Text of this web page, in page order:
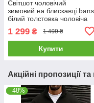
Світшот чоловічий
зимовий на блискавці bans
білий толстовка чоловіча
флісова
1 299 ₴ 1 499 ₴
Купити
Акційні пропозиції
–48%